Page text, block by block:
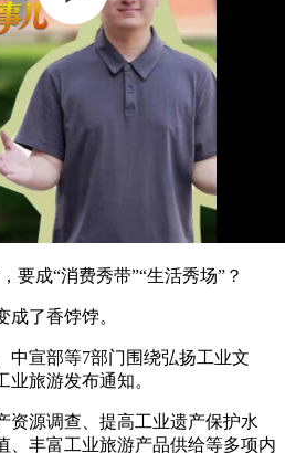
要成“消费秀带”“生活秀场”？
成了香饽饽。
中宣部等7部门围绕弘扬工业文
旅游发布通知。
资源调查、提高工业遗产保护水
、丰富工业旅游产品供给等多项内